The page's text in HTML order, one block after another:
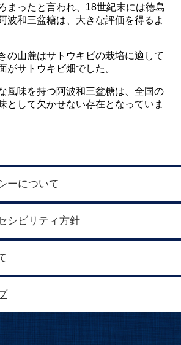
まったと言われ、18世紀末には徳島
波和三盆糖は、大きな評価を得るよ
の山麓はサトウキビの栽培に適して
がサトウキビ畑でした。
風味を持つ阿波和三盆糖は、全国の
として欠かせない存在となっていま
ーについて
シビリティ方針